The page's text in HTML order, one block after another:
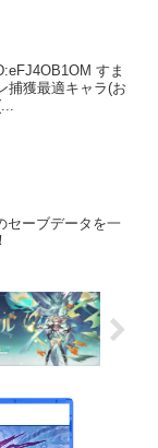
すま
捕獲最適キャラ(お
セーブデータを一